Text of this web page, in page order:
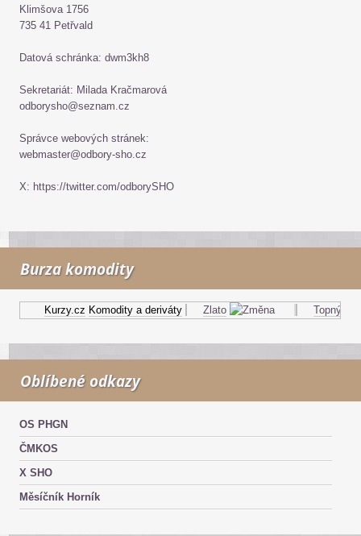
Klimšova 1756
735 41 Petřvald
Datová schránka: dwm3kh8
Sekretariát: Milada Kračmarová
odborysho@seznam.cz
Správce webových stránek:
webmaster@odbory-sho.cz
X: https://twitter.com/odborySHO
Burza komodity
Kurzy.cz Komodity a deriváty Zlato Topný olej
Oblíbené odkazy
OS PHGN
ČMKOS
X SHO
Měsíčník Horník